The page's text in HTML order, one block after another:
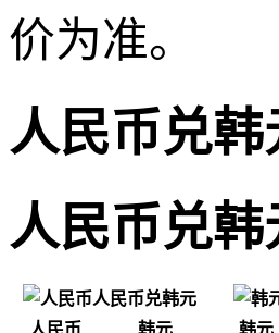
价为准。
人民币兑
人民币兑
人民币兑韩元
人民币
韩元 韩元